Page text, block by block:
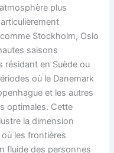
plus
Stockholm, Oslo
saisons
résidant en Suède ou
où le Danemark
et les autres
optimales. Cette
la dimension
les frontières
fluide des personnes